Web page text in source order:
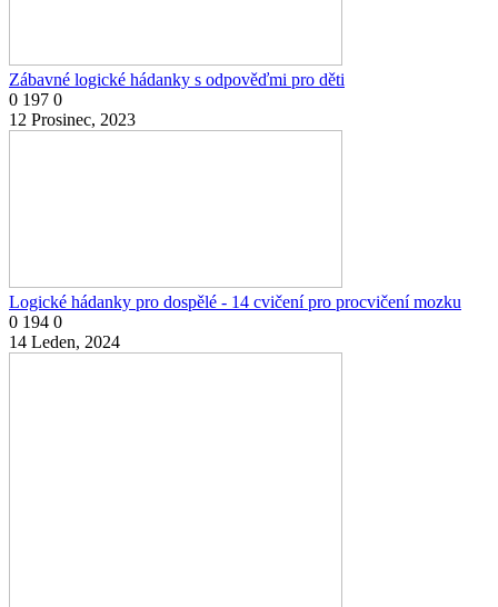
Zábavné logické hádanky s odpověďmi pro děti
0 197 0
12 Prosinec, 2023
Logické hádanky pro dospělé - 14 cvičení pro procvičení mozku
0 194 0
14 Leden, 2024